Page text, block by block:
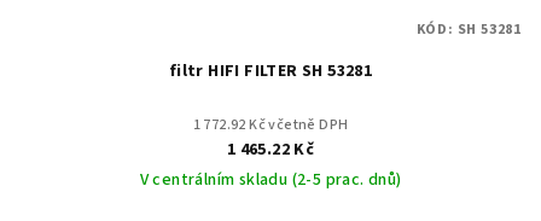
filtr HIFI FILTER SH 53281
1 772.92 Kč včetně DPH
1 465.22 Kč
V centrálním skladu (2-5 prac. dnů)
KÓD: SH 53281